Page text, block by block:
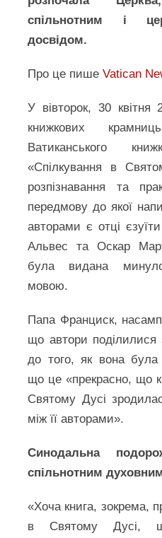
спільнотним і
досвідом.
Про це пишеVatican
У вівторок, 30 квітня
книжкових
Ватиканського
«Спілкування в
розпізнавання та
передмову до якої
авторами є отці
Альвес та Оскар
була видана
мовою.
Папа Франциск,
що автори
до того, як вона була
що це «прекрасно, що
Святому Дусі
між її авторами».
Синодальна
спільнотним
«Хоча книга, зокрема,
в Святому Дусі,